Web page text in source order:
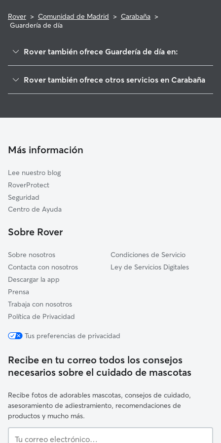
Rover > Comunidad de Madrid > Carabaña >
Guardería de día
Rover también ofrece Guardería de día en:
Valdilecha
Ambite
Villarejo de Salvanés
Brea de Tajo
Nuevo Baztán
Mondéjar
Rover también ofrece otros servicios en Carabaña
Cuidadores a domicilio en Carabana
Más información
Lee nuestro blog
RoverProtect
Seguridad
Centro de Ayuda
Sobre Rover
Sobre nosotros
Contacta con nosotros
Descargar la app
Prensa
Trabaja con nosotros
Política de Privacidad
Condiciones de Servicio
Ley de Servicios Digitales
Tus preferencias de privacidad
Recibe en tu correo todos los consejos
necesarios sobre el cuidado de mascotas
Recibe fotos de adorables mascotas, consejos de cuidado,
asesoramiento de adiestramiento, recomendaciones de
productos y mucho más.